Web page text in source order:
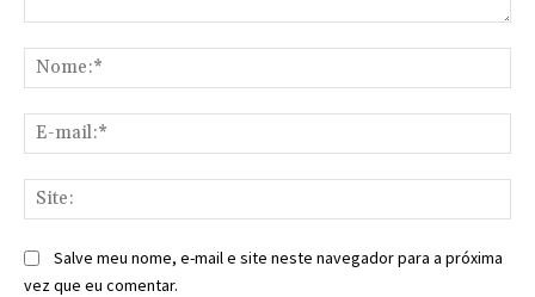
Salve meu nome, e-mail e site neste navegador para a próxima
vez que eu comentar.